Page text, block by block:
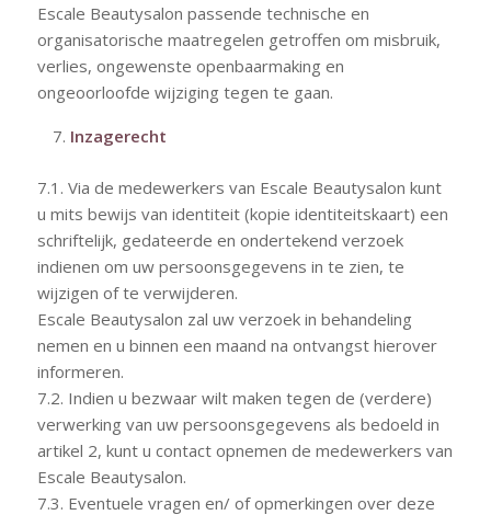
Escale Beautysalon passende technische en
organisatorische maatregelen getroffen om misbruik,
verlies, ongewenste openbaarmaking en
ongeoorloofde wijziging tegen te gaan.
Inzagerecht
7.1. Via de medewerkers van Escale Beautysalon kunt
u mits bewijs van identiteit (kopie identiteitskaart) een
schriftelijk, gedateerde en ondertekend verzoek
indienen om uw persoonsgegevens in te zien, te
wijzigen of te verwijderen.
Escale Beautysalon zal uw verzoek in behandeling
nemen en u binnen een maand na ontvangst hierover
informeren.
7.2. Indien u bezwaar wilt maken tegen de (verdere)
verwerking van uw persoonsgegevens als bedoeld in
artikel 2, kunt u contact opnemen de medewerkers van
Escale Beautysalon.
7.3. Eventuele vragen en/ of opmerkingen over deze